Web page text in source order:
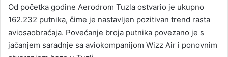
Od početka godine Aerodrom Tuzla ostvario je ukupno
162.232 putnika, čime je nastavljen pozitivan trend rasta
aviosaobraćaja. Povećanje broja putnika povezano je s
jačanjem saradnje sa aviokompanijom Wizz Air i ponovnim